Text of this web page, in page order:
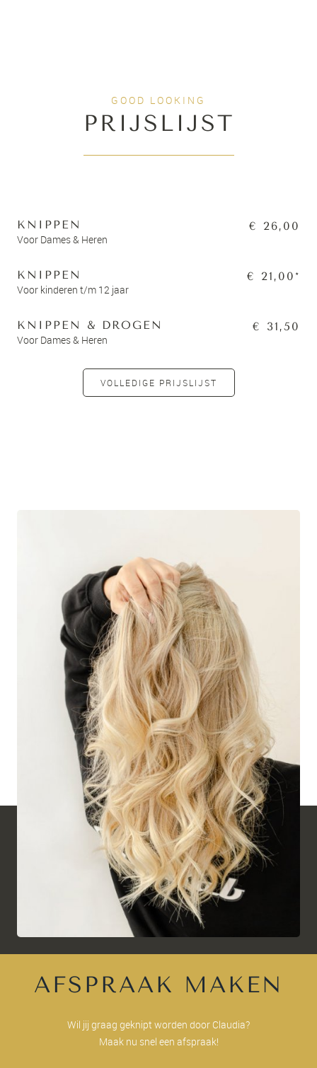
GOOD LOOKING
PRIJSLIJST
KNIPPEN
Voor Dames & Heren
€ 26,00
KNIPPEN
Voor kinderen t/m 12 jaar
€ 21,00*
KNIPPEN & DROGEN
Voor Dames & Heren
€ 31,50
VOLLEDIGE PRIJSLIJST
AFSPRAAK MAKEN
Wil jij graag geknipt worden door Claudia?
Maak nu snel een afspraak!